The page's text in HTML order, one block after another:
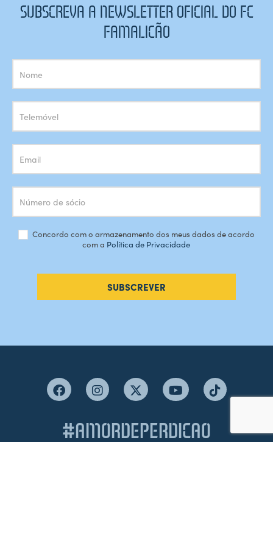
SUBSCREVA A NEWSLETTER OFICIAL DO FC
FAMALICÃO
Subscrição
Newsletter
Concordo com o armazenamento dos meus dados de acordo
com a Política de Privacidade
SUBSCREVER
#AMORDEPERDICAO